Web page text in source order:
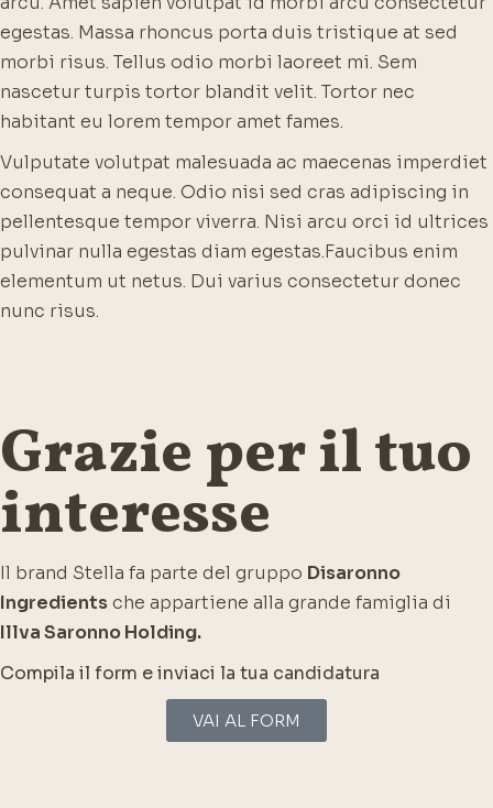
egestas. Massa rhoncus porta duis tristique at sed
morbi risus. Tellus odio morbi laoreet mi. Sem
nascetur turpis tortor blandit velit. Tortor nec
habitant eu lorem tempor amet fames.
Vulputate volutpat malesuada ac maecenas imperdiet
consequat a neque. Odio nisi sed cras adipiscing in
pellentesque tempor viverra. Nisi arcu orci id ultrices
pulvinar nulla egestas diam egestas.Faucibus enim
elementum ut netus. Dui varius consectetur donec
nunc risus.
Grazie per il tuo
interesse
Il brand Stella fa parte del gruppo Disaronno
Ingredientsche appartiene alla grande famiglia di
Illva Saronno Holding.
Compila il form e inviaci la tua candidatura
VAI AL FORM